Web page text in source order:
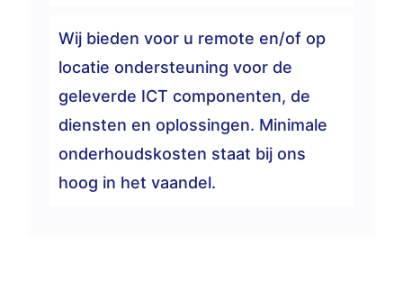
Wij bieden voor u remote en/of op
locatie ondersteuning voor de
geleverde ICT componenten, de
diensten en oplossingen. Minimale
onderhoudskosten staat bij ons
hoog in het vaandel.